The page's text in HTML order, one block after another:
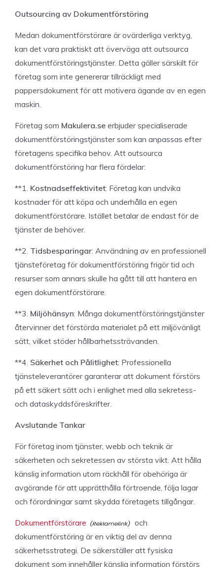
Outsourcing av Dokumentförstöring
Medan dokumentförstörare är ovärderliga verktyg,
kan det vara praktiskt att överväga att outsourca
dokumentförstöringstjänster. Detta gäller särskilt för
företag som inte genererar tillräckligt med
pappersdokument för att motivera ägande av en egen
maskin.
Företag som Makulera.se erbjuder specialiserade
dokumentförstöringstjänster som kan anpassas efter
företagens specifika behov. Att outsourca
dokumentförstöring har flera fördelar:
**1. Kostnadseffektivitet: Företag kan undvika
kostnader för att köpa och underhålla en egen
dokumentförstörare. Istället betalar de endast för de
tjänster de behöver.
**2. Tidsbesparingar: Användning av en professionell
tjänsteföretag för dokumentförstöring frigör tid och
resurser som annars skulle ha gått till att hantera en
egen dokumentförstörare.
**3. Miljöhänsyn: Många dokumentförstöringstjänster
återvinner det förstörda materialet på ett miljövänligt
sätt, vilket stöder hållbarhetssträvanden.
**4. Säkerhet och Pålitlighet: Professionella
tjänsteleverantörer garanterar att dokument förstörs
på ett säkert sätt och i enlighet med alla sekretess-
och dataskyddsföreskrifter.
Avslutande Tankar
För företag inom tjänster, webb och teknik är
säkerheten och sekretessen av största vikt. Att hålla
känslig information utom räckhåll för obehöriga är
avgörande för att upprätthålla förtroende, följa lagar
och förordningar samt skydda företagets tillgångar.
Dokumentförstörare
och
dokumentförstöring är en viktig del av denna
säkerhetsstrategi. De säkerställer att fysiska
dokument som innehåller känslig information förstörs